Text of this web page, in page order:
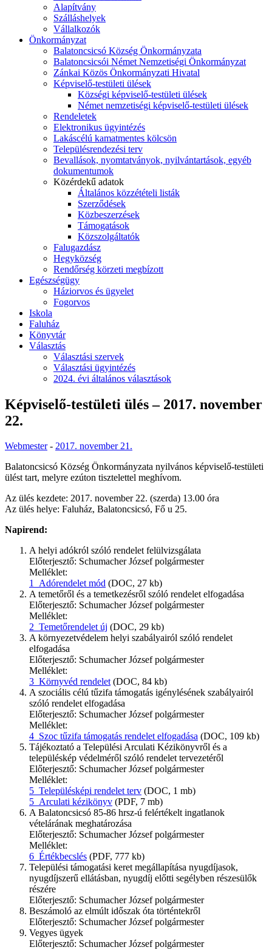
Alapítvány
Szálláshelyek
Vállalkozók
Önkormányzat
Balatoncsicsó Község Önkormányzata
Balatoncsicsói Német Nemzetiségi Önkormányzat
Zánkai Közös Önkormányzati Hivatal
Képviselő-testületi ülések
Községi képviselő-testületi ülések
Német nemzetiségi képviselő-testületi ülések
Rendeletek
Elektronikus ügyintézés
Lakáscélú kamatmentes kölcsön
Településrendezési terv
Bevallások, nyomtatványok, nyilvántartások, egyéb
dokumentumok
Közérdekű adatok
Általános közzétételi listák
Szerződések
Közbeszerzések
Támogatások
Közszolgáltatók
Falugazdász
Hegyközség
Rendőrség körzeti megbízott
Egészségügy
Háziorvos és ügyelet
Fogorvos
Iskola
Faluház
Könyvtár
Választás
Választási szervek
Választási ügyintézés
2024. évi általános választások
Képviselő-testületi ülés – 2017. november
22.
Webmester- 2017. november 21.
Balatoncsicsó Község Önkormányzata nyilvános képviselő-testületi
ülést tart, melyre ezúton tisztelettel meghívom.
Az ülés kezdete: 2017. november 22. (szerda) 13.00 óra
Az ülés helye: Faluház, Balatoncsicsó, Fő u 25.
Napirend:
A helyi adókról szóló rendelet felülvizsgálata
Előterjesztő: Schumacher József polgármester
Melléklet:
1_Adórendelet mód (DOC, 27 kb)
A temetőről és a temetkezésről szóló rendelet elfogadása
Előterjesztő: Schumacher József polgármester
Melléklet:
2_Temetőrendelet új (DOC, 29 kb)
A környezetvédelem helyi szabályairól szóló rendelet
elfogadása
Előterjesztő: Schumacher József polgármester
Melléklet:
3_Környvéd rendelet(DOC, 84 kb)
A szociális célú tűzifa támogatás igénylésének szabályairól
szóló rendelet elfogadása
Előterjesztő: Schumacher József polgármester
Melléklet:
4_Szoc tűzifa támogatás rendelet elfogadása (DOC, 109 kb)
Tájékoztató a Települési Arculati Kézikönyvről és a
településkép védelméről szóló rendelet tervezetéről
Előterjesztő: Schumacher József polgármester
Melléklet:
5_Településképi rendelet terv (DOC, 1 mb)
5_Arculati kézikönyv (PDF, 7 mb)
A Balatoncsicsó 85-86 hrsz-ú felértékelt ingatlanok
vételárának meghatározása
Előterjesztő: Schumacher József polgármester
Melléklet:
6_Értékbecslés (PDF, 777 kb)
Települési támogatási keret megállapítása nyugdíjasok,
nyugdíjszerű ellátásban, nyugdíj előtti segélyben részesülők
részére
Előterjesztő: Schumacher József polgármester
Beszámoló az elmúlt időszak óta történtekről
Előterjesztő: Schumacher József polgármester
Vegyes ügyek
Előterjesztő: Schumacher József polgármester